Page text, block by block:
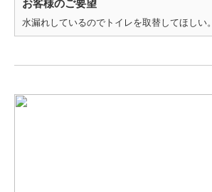
お客様のご要望
水漏れしているのでトイレを取替してほしい。